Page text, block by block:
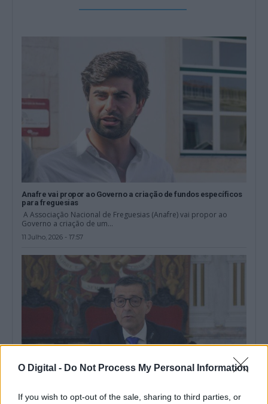
O Digital - Do Not Process My Personal Information
If you wish to opt-out of the sale, sharing to third parties, or
Anafre vai propor ao Governo a criação de fundos específicos
para freguesias
A Associação Nacional de Freguesias (Anafre) vai propor ao
Governo a criação de um...
11 Julho, 2026 - 17:57